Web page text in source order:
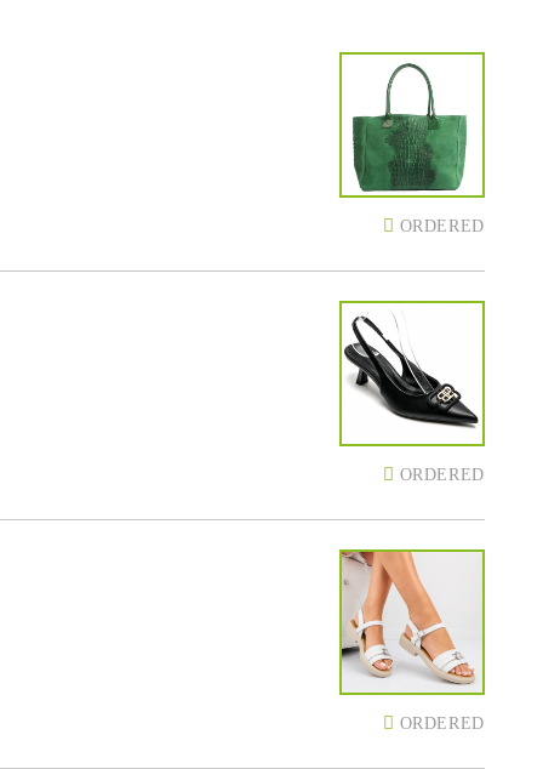
ORDERED
ORDERED
ORDERED